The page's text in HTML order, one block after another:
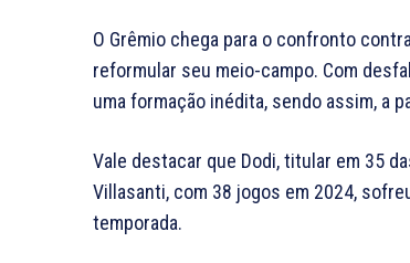
O Grêmio chega para o confronto
reformular seu meio-campo. Com
uma formação inédita, sendo assim, a
Vale destacar que Dodi, titular em 35
Villasanti, com 38 jogos em 2024,
temporada.